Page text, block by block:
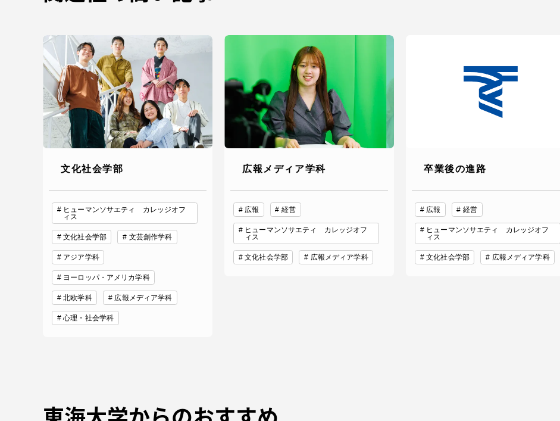
文化社会学部
ヒューマンソサエティ カレッジオフ
ィス
文化社会学部 文芸創作学科
アジア学科
ヨーロッパ・アメリカ学科
北欧学科 広報メディア学科
心理・社会学科
広報メディア学科
広報 経営
ヒューマンソサエティ カレッジオフ
ィス
文化社会学部 広報メディア学科
卒業後の進路
広報 経営
ヒューマンソサエティ カレッジオフ
ィス
文化社会学部 広報メディア学科